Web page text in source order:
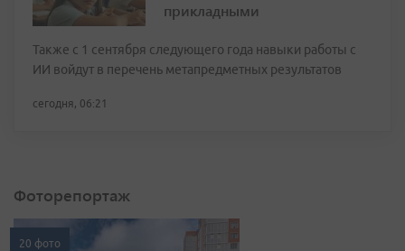
прикладными
Также с 1 сентября следующего года навыки работы с
ИИ войдут в перечень метапредметных результатов
сегодня, 06:21
Фоторепортаж
20 фото